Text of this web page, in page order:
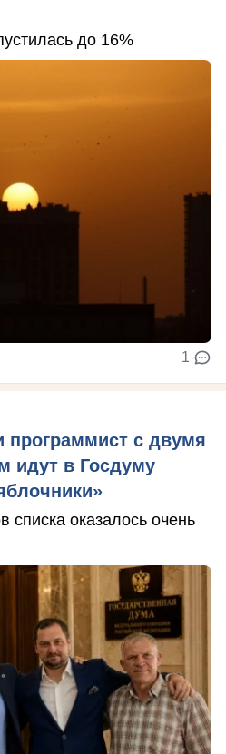
до 16%
1
программист с двумя
идут в Госдуму
списка оказалось очень